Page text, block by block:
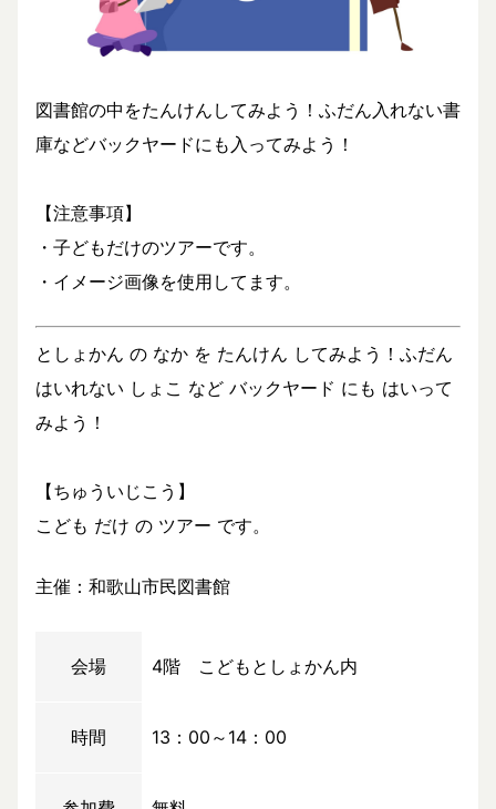
図書館の中をたんけんしてみよう！ふだん入れない書
庫などバックヤードにも入ってみよう！
【注意事項】
・子どもだけのツアーです。
・イメージ画像を使用してます。
としょかん の なか を たんけん してみよう！ふだん
はいれない しょこ など バックヤード にも はいって
みよう！
【ちゅういじこう】
こども だけ の ツアー です。
主催：和歌山市民図書館
会場 4階 こどもとしょかん内
時間 13：00～14：00